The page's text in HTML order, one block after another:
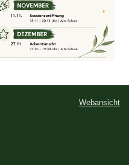
Webansicht